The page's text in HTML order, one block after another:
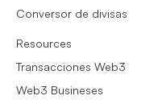
Conversor de divisas
Resources
Transacciones Web3
Web3 Busineses